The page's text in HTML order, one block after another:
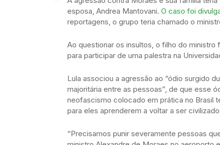
esposa, Andrea Mantovani. O caso foi
reportagens, o grupo teria chamado o
Ao questionar os insultos, o filho do
para participar de uma palestra na
Lula associou a agressão ao “ódio surgido
majoritária entre as pessoas”, de que esse
neofascismo colocado em prática no Brasil
para eles aprenderem a voltar a ser
“Precisamos punir severamente pessoas